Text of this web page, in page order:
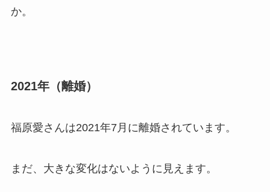
か。
2021年（離婚）
福原愛さんは2021年7月に離婚されています。
まだ、大きな変化はないように見えます。